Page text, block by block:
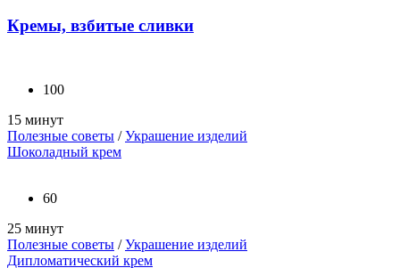
Кремы, взбитые сливки
100
15 минут
Полезные советы /Украшение изделий
Шоколадный крем
60
25 минут
Полезные советы /Украшение изделий
Дипломатический крем